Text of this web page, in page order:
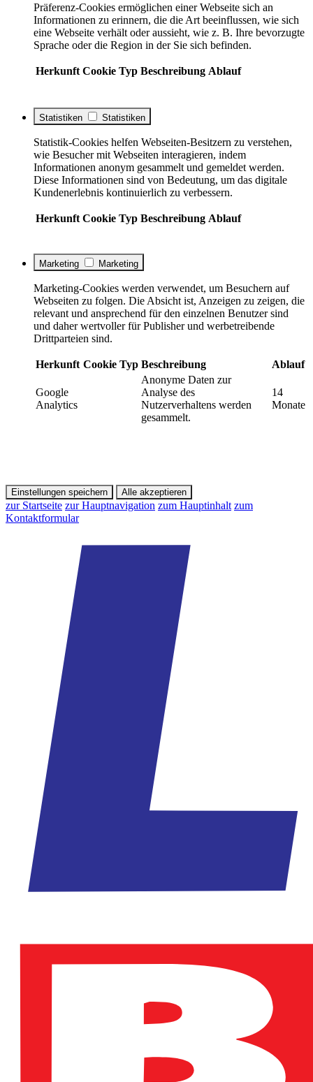
Präferenz-Cookies ermöglichen einer Webseite sich an
Informationen zu erinnern, die die Art beeinflussen, wie sich
eine Webseite verhält oder aussieht, wie z. B. Ihre bevorzugte
Sprache oder die Region in der Sie sich befinden.
Herkunft Cookie Typ Beschreibung Ablauf
Statistiken Statistiken
Statistik-Cookies helfen Webseiten-Besitzern zu verstehen,
wie Besucher mit Webseiten interagieren, indem
Informationen anonym gesammelt und gemeldet werden.
Diese Informationen sind von Bedeutung, um das digitale
Kundenerlebnis kontinuierlich zu verbessern.
Herkunft Cookie Typ Beschreibung Ablauf
Marketing Marketing
Marketing-Cookies werden verwendet, um Besuchern auf
Webseiten zu folgen. Die Absicht ist, Anzeigen zu zeigen, die
relevant und ansprechend für den einzelnen Benutzer sind
und daher wertvoller für Publisher und werbetreibende
Drittparteien sind.
Herkunft Cookie Typ Beschreibung Ablauf
Google
Analytics
Anonyme Daten zur
Analyse des
Nutzerverhaltens werden
gesammelt.
14
Monate
Einstellungen speichern Alle akzeptieren
zur Startseite zur Hauptnavigation zum Hauptinhalt zum
Kontaktformular